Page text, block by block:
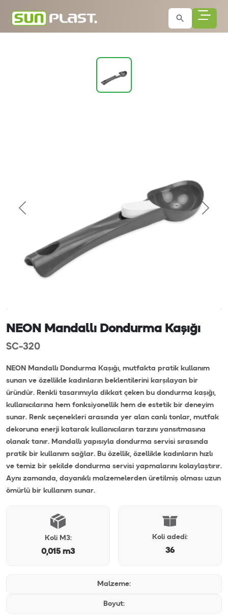
NEON Mandallı Dondurma Kaşığı
SC-320
NEON Mandallı Dondurma Kaşığı, mutfakta pratik kullanım
sunan ve özellikle kadınların beklentilerini karşılayan bir
üründür. Renkli tasarımıyla dikkat çeken bu dondurma kaşığı,
kullanıcılarına hem fonksiyonellik hem de estetik bir deneyim
sunar. Renk seçenekleri arasında yer alan canlı tonlar, mutfak
dekoruna enerji katarak kullanıcıların tarzını yansıtmasına
olanak tanır. Mandallı yapısıyla dondurma servisi sırasında
pratik bir kullanım sağlar. Bu özellik, özellikle kadınların hızlı
ve temiz bir şekilde dondurma servisi yapmalarını kolaylaştırır.
Aynı zamanda, dayanıklı malzemelerden üretilmiş olması uzun
ömürlü bir kullanım sunar.
Koli M3:
0,015 m3
Koli adedi:
36
Malzeme:
Boyut: